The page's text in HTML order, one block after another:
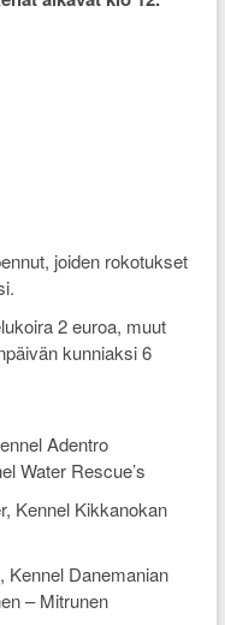
joiden rokotukset
2 euroa, muut
kunniaksi 6
Adentro
Water Rescue’s
Kennel Kikkanokan
Danemanian
– Mitrunen